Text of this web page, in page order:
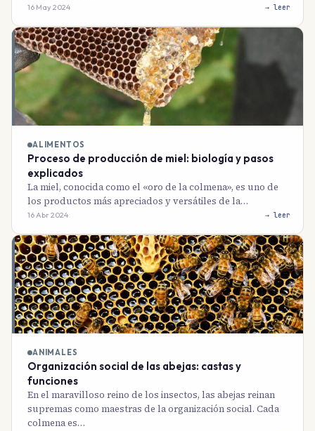
16 May 2024 → leer
ALIMENTOS
Proceso de producción de miel: biología y pasos
explicados
La miel, conocida como el «oro de la colmena», es uno de
los productos más apreciados y versátiles de la…
16 Abr 2024 → leer
ANIMALES
Organización social de las abejas: castas y
funciones
En el maravilloso reino de los insectos, las abejas reinan
supremas como maestras de la organización social. Cada
colmena es…